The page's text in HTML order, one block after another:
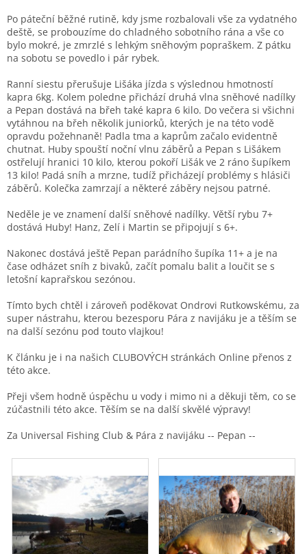
Po páteční běžné rutině, kdy jsme rozbalovali vše za vydatného
deště, se probouzíme do chladného sobotního rána a vše co
bylo mokré, je zmrzlé s lehkým sněhovým popraškem. Z pátku
na sobotu se povedlo i pár rybek.
Ranní siestu přerušuje Lišáka jízda s výslednou hmotností
kapra 6kg. Kolem poledne přichází druhá vlna sněhové nadílky
a Pepan dostává na břeh také kapra 6 kilo. Do večera si všichni
vytáhnou na břeh několik juniorků, kterých je na této vodě
opravdu požehnaně! Padla tma a kaprům začalo evidentně
chutnat. Huby spouští noční vlnu záběrů a Pepan s Lišákem
ostřelují hranici 10 kilo, kterou pokoří Lišák ve 2 ráno šupíkem
13 kilo! Padá sníh a mrzne, tudíž přicházejí problémy s hlásiči
záběrů. Kolečka zamrzají a některé záběry nejsou patrné.
Neděle je ve znamení další sněhové nadílky. Větší rybu 7+
dostává Huby! Hanz, Zelí i Martin se připojují s 6+.
Nakonec dostává ještě Pepan parádního šupíka 11+ a je na
čase odházet sníh z bivaků, začít pomalu balit a loučit se s
letošní kaprařskou sezónou.
Tímto bych chtěl i zároveň poděkovat Ondrovi Rutkowskému, za
super nástrahu, kterou bezesporu Pára z navijáku je a těším se
na další sezónu pod touto vlajkou!
K článku je i na našich CLUBOVÝCH stránkách Online přenos z
této akce.
Přeji všem hodně úspěchu u vody i mimo ni a děkuji těm, co se
zúčastnili této akce. Těším se na další skvělé výpravy!
Za Universal Fishing Club & Pára z navijáku -- Pepan --